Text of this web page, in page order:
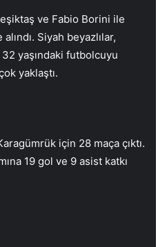
ve Fabio Borini ile
Siyah beyazlılar,
yaşındaki futbolcuyu
yaklaştı.
için 28 maça çıktı.
19 gol ve 9 asist katkı